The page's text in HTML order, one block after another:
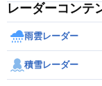
レーダーコンテ
雨雲レーダー
積雪レーダー